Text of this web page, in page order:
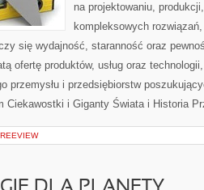
na projektowaniu,
kompleksowych
się wydajność, staranność oraz
ofertę produktów, usług oraz
przemysłu i przedsiębiorstw
Ciekawostki i Giganty Świata i Historia